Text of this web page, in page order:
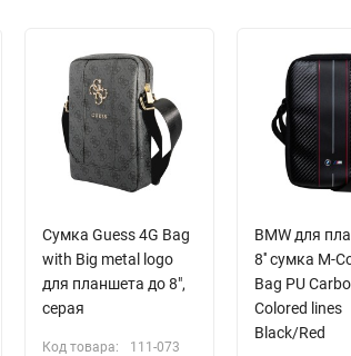
Сумка Guess 4G Bag
with Big metal logo
для планшета до 8",
серая
Код товара: 111-073
BMW для
8'' сумка M-
Bag PU
Colored lines
Black/Red